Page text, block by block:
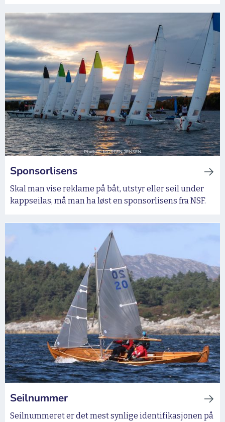
Sponsorlisens
Skal man vise reklame på båt, utstyr eller seil under
kappseilas, må man ha løst en sponsorlisens fra NSF.
Seilnummer
Seilnummeret er det mest synlige identifikasjonen på